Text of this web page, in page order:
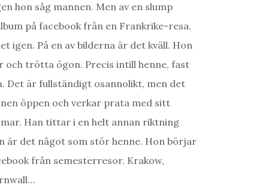
hon såg mannen. Men av en slump
på facebook från en Frankrike-resa.
igen. På en av bilderna är det kväll. Hon
och trötta ögon. Precis intill henne, fast
Det är fullständigt osannolikt, men det
öppen och verkar prata med sitt
Han tittar i en helt annan riktning
är det något som stör henne. Hon börjar
från semesterresor. Krakow,